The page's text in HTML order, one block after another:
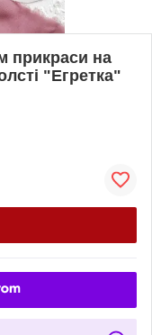
прикраси на
"Егретка"